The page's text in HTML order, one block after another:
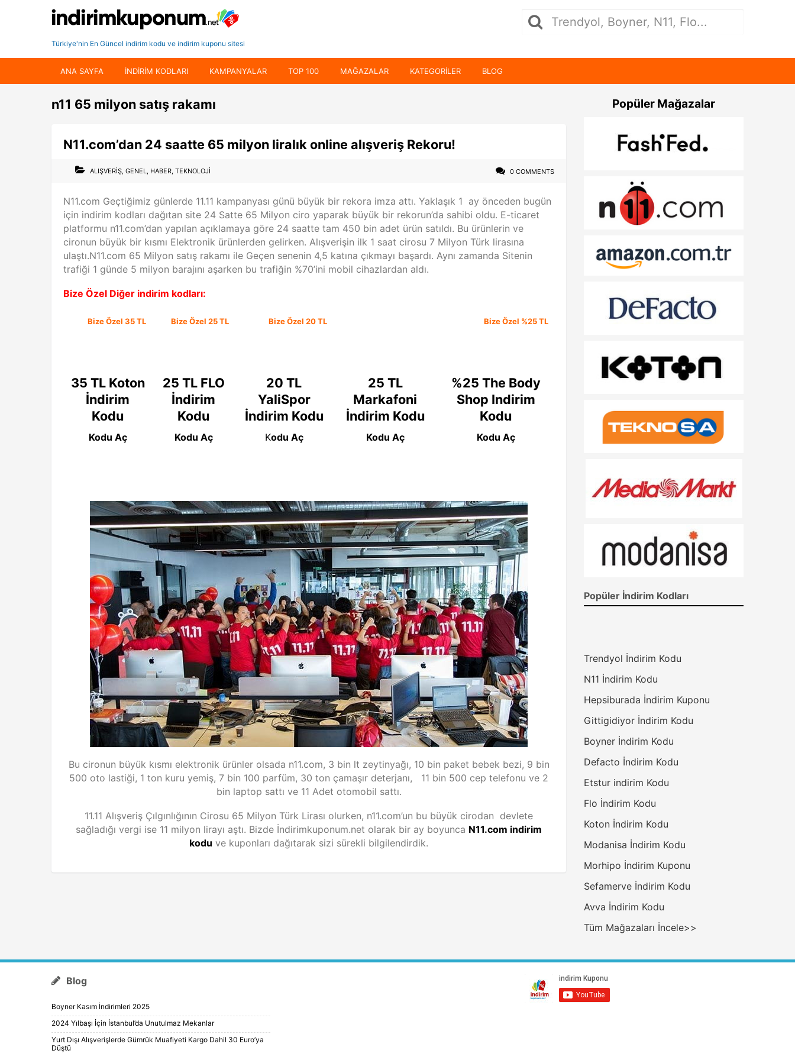
Türkiye'nin En Güncel indirim kodu ve indirim kuponu sitesi
ANA SAYFA INDIRIM KODLARI KAMPANYALAR TOP 100 MAĞAZALAR KATEGORILER BLOG
n11 65 milyon satış rakamı
N11.com’dan 24 saatte 65 milyon liralık online alışveriş Rekoru!
ALIŞVERIŞ GENEL HABER TEKNOLOJI 0 COMMENTS
N11.com Geçtiğimiz günlerde 11.11 kampanyası günü büyük bir rekora imza attı. Yaklaşık 1 ay önceden bugün
için indirim kodları dağıtan site 24 Satte 65 Milyon ciro yaparak büyük bir rekorun’da sahibi oldu. E-ticaret
platformu n11.com’dan yapılan açıklamaya göre 24 saatte tam 450 bin adet ürün satıldı. Bu ürünlerin ve
cironun büyük bir kısmı Elektronik ürünlerden gelirken. Alışverişin ilk 1 saat cirosu 7 Milyon Türk lirasına
ulaştı.N11.com 65 Milyon satış rakamı ile Geçen senenin 4,5 katına çıkmayı başardı. Aynı zamanda Sitenin
trafiği 1 günde 5 milyon barajını aşarken bu trafiğin %70’ini mobil cihazlardan aldı.
Bize Özel Diğer indirim kodları:
Bize Özel 35 TL Bize Özel 25 TL Bize Özel 20 TL Bize Özel %25 TL
35 TL Koton
İndirim
Kodu
Kodu Aç
25 TL FLO
İndirim
Kodu
Kodu Aç
20 TL
YaliSpor
İndirim Kodu
Kodu Aç
25 TL
Markafoni
İndirim Kodu
Kodu Aç
%25 The Body
Shop Indirim
Kodu
Kodu Aç
Bu cironun büyük kısmı elektronik ürünler olsada n11.com, 3 bin lt zeytinyağı, 10 bin paket bebek bezi, 9 bin
500 oto lastiği, 1 ton kuru yemiş, 7 bin 100 parfüm, 30 ton çamaşır deterjanı, 11 bin 500 cep telefonu ve 2
bin laptop sattı ve 11 Adet otomobil sattı.
11.11 Alışveriş Çılgınlığının Cirosu 65 Milyon Türk Lirası olurken, n11.com’un bu büyük cirodan devlete
sağladığı vergi ise 11 milyon lirayı aştı. Bizde İndirimkuponum.net olarak bir ay boyunca N11.com indirim
kodu ve kuponları dağıtarak sizi sürekli bilgilendirdik.
Popüler Mağazalar
Popüler İndirim Kodları
Trendyol İndirim Kodu
N11 İndirim Kodu
Hepsiburada İndirim Kuponu
Gittigidiyor İndirim Kodu
Boyner İndirim Kodu
Defacto İndirim Kodu
Etstur indirim Kodu
Flo İndirim Kodu
Koton İndirim Kodu
Modanisa İndirim Kodu
Morhipo İndirim Kuponu
Sefamerve İndirim Kodu
Avva İndirim Kodu
Tüm Mağazaları İncele>>
Blog
Boyner Kasım İndirimleri 2025
2024 Yılbaşı İçin İstanbul’da Unutulmaz Mekanlar
Yurt Dışı Alışverişlerde Gümrük Muafiyeti Kargo Dahil 30 Euro’ya
Düştü